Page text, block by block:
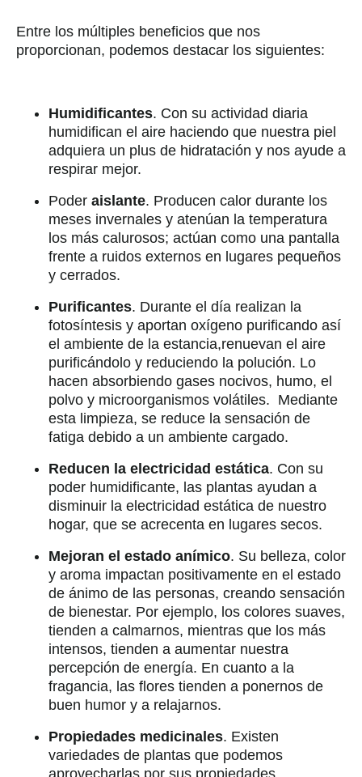
Entre los múltiples beneficios que nos
proporcionan, podemos destacar los siguientes:
Humidificantes. Con su actividad diaria
humidifican el aire haciendo que nuestra piel
adquiera un plus de hidratación y nos ayude a
respirar mejor.
Poder aislante. Producen calor durante los
meses invernales y atenúan la temperatura
los más calurosos; actúan como una pantalla
frente a ruidos externos en lugares pequeños
y cerrados.
Purificantes. Durante el día realizan la
fotosíntesis y aportan oxígeno purificando así
el ambiente de la estancia,renuevan el aire
purificándolo y reduciendo la polución. Lo
hacen absorbiendo gases nocivos, humo, el
polvo y microorganismos volátiles. Mediante
esta limpieza, se reduce la sensación de
fatiga debido a un ambiente cargado.
Reducen la electricidad estática. Con su
poder humidificante, las plantas ayudan a
disminuir la electricidad estática de nuestro
hogar, que se acrecenta en lugares secos.
Mejoran el estado anímico. Su belleza, color
y aroma impactan positivamente en el estado
de ánimo de las personas, creando sensación
de bienestar. Por ejemplo, los colores suaves,
tienden a calmarnos, mientras que los más
intensos, tienden a aumentar nuestra
percepción de energía. En cuanto a la
fragancia, las flores tienden a ponernos de
buen humor y a relajarnos.
Propiedades medicinales. Existen
variedades de plantas que podemos
aprovecharlas por sus propiedades